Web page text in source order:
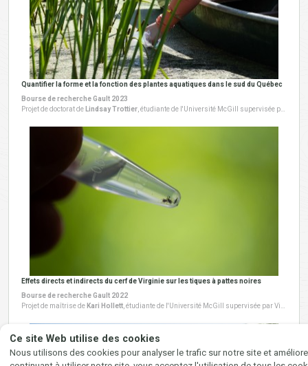
Quantifier la forme et la fonction des plantes aquatiques dans le sud du Québec
Bourse de recherche Gault 2023
Projet de doctorat de
Lindsay Trottier , étudiante de l'Université McGill supervisée par Lars Iversen. Ce projet a débuté en 2023 à la Réserve naturelle Gault et à la station de recherche Wilder et Helen Penfield.
Effets directs et indirects du cerf de Virginie sur les tiques à pattes noires
Bourse de recherche Gault 2022
Projet de maîtrise de Kari Hollett , étudiante de l'Université McGill supervisée par Virginie Millien. Ce projet a débuté en 2021.
Ce site Web utilise des cookies
Nous utilisons des cookies pour analyser le trafic sur notre site et
SUIVEZ-NOUS AU GRÉ DU
SUR...
Instagram Facebook